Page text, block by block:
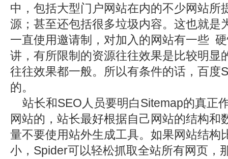
中，包括大型门户网站在内的不少网站所
源；甚至还包括很多垃圾内容。这也就是
一直使用邀请制，对加入的网站有一些
讲，有所限制的资源往往效果是比较明显
往往效果都一般。所以有条件的话，百度
的。
站长和SEO人员要明白Sitemap的真正
网站的，站长最好根据自己网站的结构和
量不要使用站外生成工具。如果网站结构
小，Spider可以轻松抓取全站所有网页，